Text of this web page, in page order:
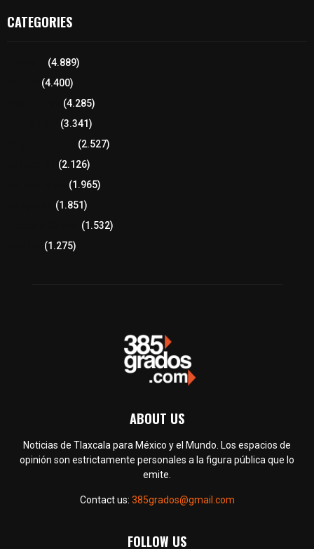
CATEGORIES
(4.889)
(4.400)
(4.285)
(3.341)
(2.527)
(2.126)
(1.965)
(1.851)
(1.532)
(1.275)
ABOUT US
Noticias de Tlaxcala para México y el Mundo. Los espacios de
opinión son estrictamente personales a la figura pública que lo
emite.
Contact us: 385grados@gmail.com
FOLLOW US